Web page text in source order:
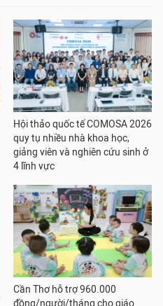
Hội thảo quốc tế COMOSA 2026
quy tụ nhiều nhà khoa học,
giảng viên và nghiên cứu sinh ở
4 lĩnh vực
Cần Thơ hỗ trợ 960.000
đồng/người/tháng cho giáo